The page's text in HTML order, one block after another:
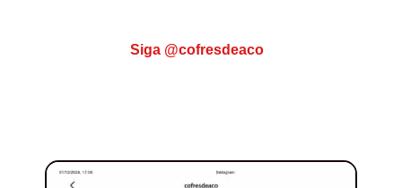
Siga @cofresdeaco